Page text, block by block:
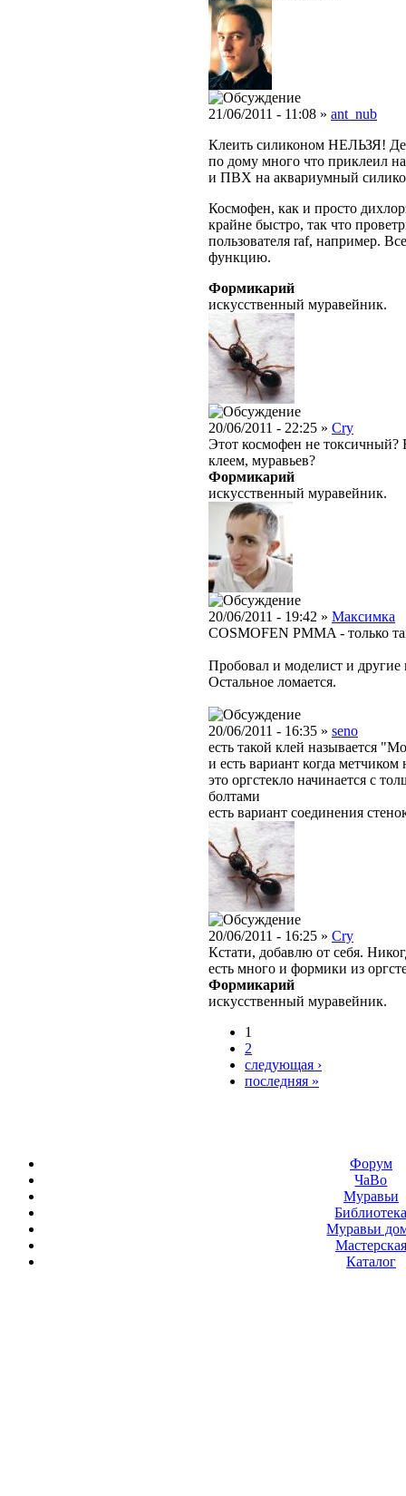
21/06/2011 - 11:08 » ant_nub
Клеить силиконом НЕЛЬЗЯ!
по дому много что приклеил
и ПВХ на аквариумный
Космофен, как и просто
крайне быстро, так что
пользователя raf, например.
функцию.
Формикарий
искусственный муравейник.
20/06/2011 - 22:25 » Cry
Этот космофен не
клеем, муравьев?
Формикарий
искусственный муравейник.
20/06/2011 - 19:42 » Максимка
COSMOFEN PMMA - только
Пробовал и моделист и
Остальное ломается.
20/06/2011 - 16:35 » seno
есть такой клей называется
и есть вариант когда метчиком
это оргстекло начинается с
болтами
есть вариант соединения
20/06/2011 - 16:25 » Cry
Кстати, добавлю от себя.
есть много и формики из
Формикарий
искусственный муравейник.
1
2
следующая ›
последняя »
Форум
ЧаВо
Муравьи
Муравьи
Мастерская
Каталог